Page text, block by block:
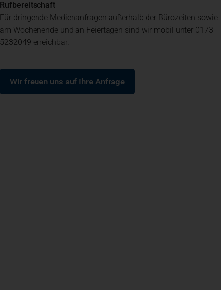
Spenden + Helfen
Spenden+ Helfen
Rufbereitschaft
Für dringende Medienanfragen außerhalb der Bürozeiten sowie
am Wochenende und an Feiertagen sind wir mobil unter 0173-
5232049 erreichbar.
Wir freuen uns auf Ihre Anfrage
(öffnet in einem neuen Tab)